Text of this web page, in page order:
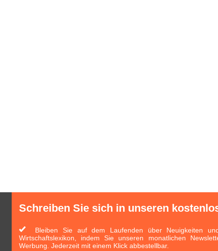
Schreiben Sie sich in unseren
Bleiben Sie auf dem Laufenden über Neuigkeiten
Wirtschaftslexikon, indem Sie unseren monatlichen
Werbung. Jederzeit mit einem Klick abbestellbar.